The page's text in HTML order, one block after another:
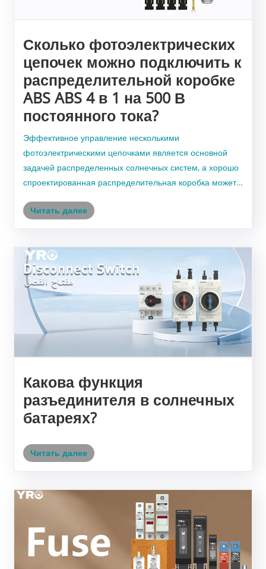
Сколько фотоэлектрических
цепочек можно подключить к
распределительной коробке
ABS ABS 4 в 1 на 500 В
постоянного тока?
Эффективное управление несколькими
фотоэлектрическими цепочками является основной
задачей распределенных солнечных систем, а хорошо
спроектированная распределительная коробка может
установки. Распределительная коробка ABS 4 в 1, 500
Читать далее
Какова функция
разъединителя в солнечных
батареях?
Читать далее